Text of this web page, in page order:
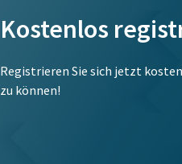
Kostenlos
Registrieren Sie sich jetzt
zu können!